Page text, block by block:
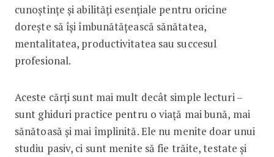
cunoștințe și abilități esențiale pentru oricine
dorește să își îmbunătățească sănătatea,
mentalitatea, productivitatea sau succesul
profesional.
Aceste cărți sunt mai mult decât simple lecturi –
sunt ghiduri practice pentru o viață mai bună, mai
sănătoasă și mai împlinită. Ele nu menite doar unui
studiu pasiv, ci sunt menite să fie trăite, testate și